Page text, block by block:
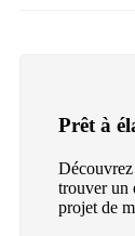
Prêt à
trouver un
projet de